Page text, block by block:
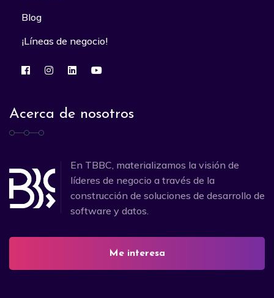
Blog
¡Líneas de negocio!
Acerca de nosotros
En TBBC, materializamos la visión de
líderes de negocio a través de la
construcción de soluciones de desarrollo de
software y datos.
Me interesa